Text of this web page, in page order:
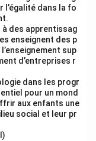
l’égalité dans la fo
à des apprentissag
enseignent des p
sup
d’entreprises r
dans les progr
pour un mond
aux enfants une
social et leur pr